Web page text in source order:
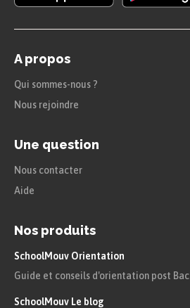
A propos
Qui sommes-nous ?
Nous rejoindre
Une question
Nous contacter
Aide
Nos produits
SchoolMouv Orientation
Guide et conseils d'orientation post Bac
SchoolMouv Le blog